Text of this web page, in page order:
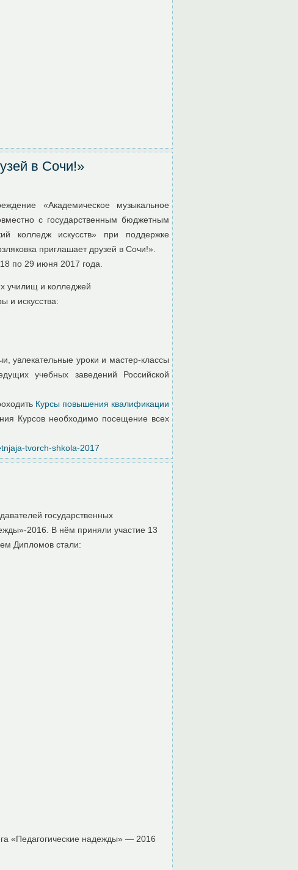
в Сочи!»
«Академическое музыкальное
с государственным бюджетным
колледж искусств» при поддержке
приглашает друзей в Сочи!».
по 29 июня 2017 года.
училищ и колледжей
и искусства:
увлекательные уроки и мастер-классы
учебных заведений Российской
Курсы повышения квалификации
Курсов необходимо посещение всех
tvorch-shkola-2017
государственных
2016. В нём приняли участие 13
Дипломов стали:
«Педагогические надежды» — 2016